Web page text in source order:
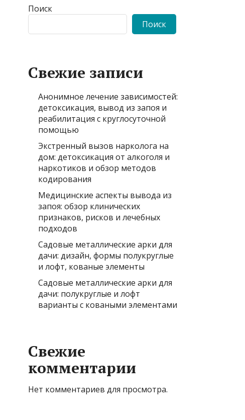
Поиск
Поиск
Свежие записи
Анонимное лечение зависимостей:
детоксикация, вывод из запоя и
реабилитация с круглосуточной
помощью
Экстренный вызов нарколога на
дом: детоксикация от алкоголя и
наркотиков и обзор методов
кодирования
Медицинские аспекты вывода из
запоя: обзор клинических
признаков, рисков и лечебных
подходов
Садовые металлические арки для
дачи: дизайн, формы полукруглые
и лофт, кованые элементы
Садовые металлические арки для
дачи: полукруглые и лофт
варианты с коваными элементами
Свежие
комментарии
Нет комментариев для просмотра.